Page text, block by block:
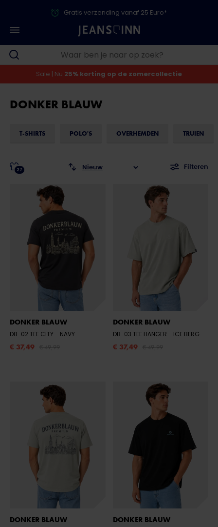
Gratis verzending vanaf 25 Euro*
Sale | Nu 25% korting op de zomercollectie
DONKER BLAUW
T-SHIRTS POLO'S OVERHEMDEN TRUIEN
Filteren
27
DONKER BLAUW
DB-02 TEE CITY - NAVY
€ 37,49
DONKER BLAUW
DB-03 TEE HANGER - ICE BERG
€ 37,49
DONKER BLAUW DONKER BLAUW